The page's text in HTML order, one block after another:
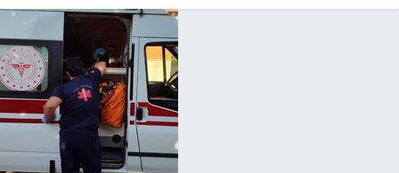
Çorum Trafik Yoğunluk Haritası
Süper Lig Puan Durumu ve Fikstür
Tüm Manşetler